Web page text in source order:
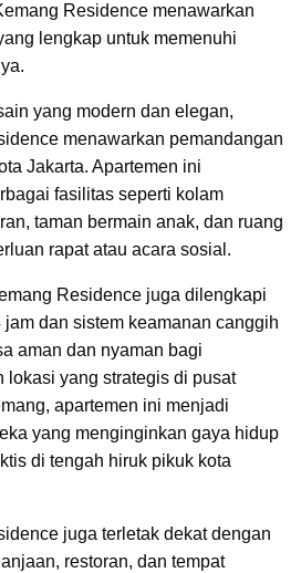
Residence menawarkan
lengkap untuk memenuhi
yang modern dan elegan,
menawarkan pemandangan
Jakarta. Apartemen ini
fasilitas seperti kolam
taman bermain anak, dan ruang
rapat atau acara sosial.
Residence juga dilengkapi
dan sistem keamanan canggih
aman dan nyaman bagi
lokasi yang strategis di pusat
apartemen ini menjadi
yang menginginkan gaya hidup
di tengah hiruk pikuk kota
juga terletak dekat dengan
restoran, dan tempat